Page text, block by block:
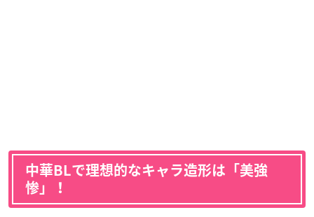
中華BLで理想的なキャラ造形は「美強
惨」！